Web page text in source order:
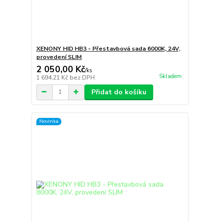
XENONY HID HB3 - Přestavbová sada 6000K, 24V,
provedení SLIM
2 050,00 Kč/ks
1 694,21 Kč bez DPH Skladem
Přidat do košíku
Novinka